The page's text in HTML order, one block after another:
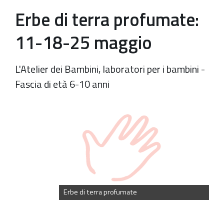
Erbe di terra profumate:
11-18-25 maggio
L'Atelier dei Bambini, laboratori per i bambini -
Fascia di età 6-10 anni
Erbe di terra profumate
https://old.comune.zolapredosa.bo.it/events/erbe-